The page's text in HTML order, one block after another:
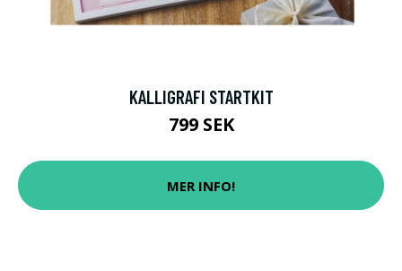
KALLIGRAFI STARTKIT
799 SEK
MER INFO!